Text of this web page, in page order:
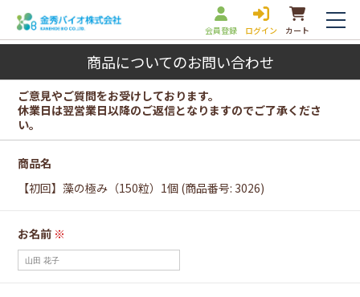
会員登録 ログイン カート
商品についてのお問い合わせ
ご意見やご質問をお受けしております。
休業日は翌営業日以降のご返信となりますのでご了承くださ
い。
商品名
【初回】藻の極み（150粒）1個 (商品番号: 3026)
お名前 ※